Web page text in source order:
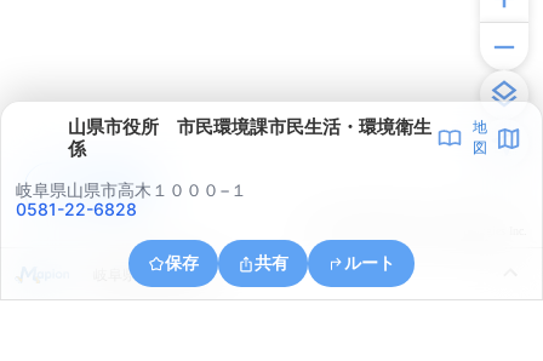
山県市役所 市民環境課市民生活・環境衛生
係
地
図
岐阜県山県市高木１０００−１
0581-22-6828
保存 共有 ルート
岐阜県山県市佐賀
アプリで見る